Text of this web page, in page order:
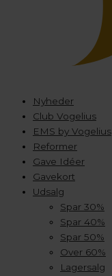
Nyheder
Club Vogelius
EMS by Vogelius
Reformer
Gave Idéer
Gavekort
Udsalg
Spar 30%
Spar 40%
Spar 50%
Over 60%
Lagersalg